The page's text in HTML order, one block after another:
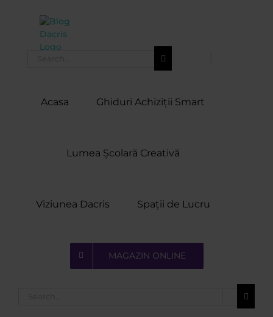
Acasa Ghiduri Achiziții Smart
Lumea Școlară Creativă
Viziunea Dacris Spații de Lucru
MAGAZIN ONLINE